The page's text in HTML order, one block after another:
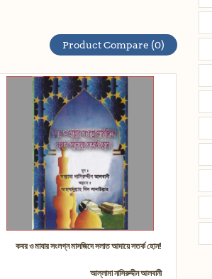
Product Compare (0)
কবর ও মাযার সংলগ্ন মাসজিদে সলাত আদায়ে সতর্ক হোন!
আল্লামা নাসিরুদ্দীন আলবানী